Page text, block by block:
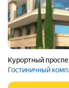
Курортный
Гостиничный